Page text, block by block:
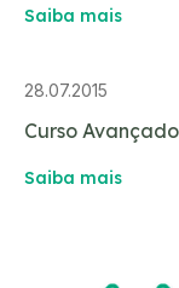
Saiba mais
28.07.2015
Curso
Saiba mais